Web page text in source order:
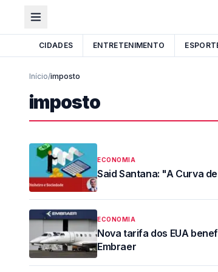
CIDADES ENTRETENIMENTO
Início/imposto
imposto
ECONOMIA
Said Santana: "A Curva
ECONOMIA
Nova tarifa dos EUA
Embraer